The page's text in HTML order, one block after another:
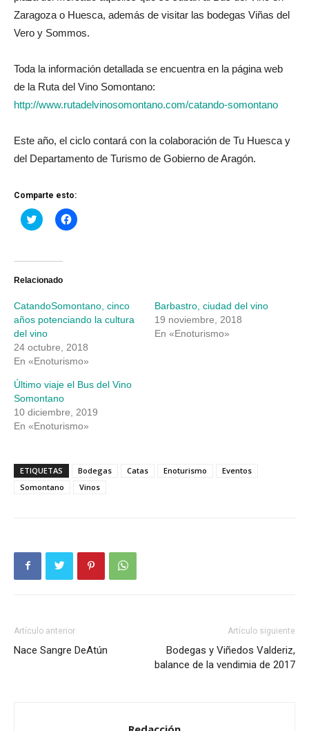
Zaragoza o Huesca, además de visitar las bodegas Viñas del
Vero y Sommos.
Toda la información detallada se encuentra en la página web
de la Ruta del Vino Somontano:
http://www.rutadelvinosomontano.com/catando-somontano
Este año, el ciclo contará con la colaboración de Tu Huesca y
del Departamento de Turismo de Gobierno de Aragón.
Comparte esto:
Haz
clic
Twitter
abre
ventana
nueva)
Haz
clic
ventana
nueva)
Relacionado
CatandoSomontano, cinco
años potenciando la cultura
del vino
24 octubre, 2018
En «Enoturismo»
Barbastro, ciudad del vino
19 noviembre, 2018
En «Enoturismo»
Último viaje el Bus del Vino
Somontano
10 diciembre, 2019
En «Enoturismo»
ETIQUETAS Bodegas Catas Enoturismo
Eventos
Somontano
Vinos
Artículo anterior
Nace Sangre DeAtún
Artículo siguiente
Bodegas y Viñedos Valderiz,
balance de la vendimia de 2017